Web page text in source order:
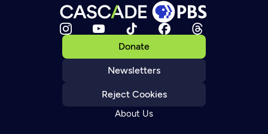
Donate
Newsletters
Reject Cookies
About Us